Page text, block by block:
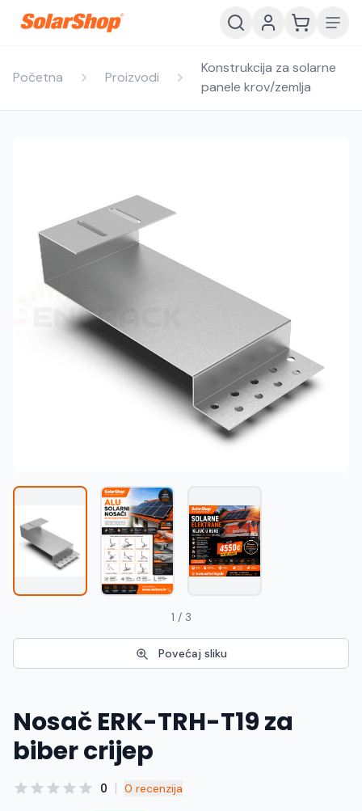
Hrvatski
Srpski Crnogorski
Početna Proizvodi
Konstrukcija za solarne
panele krov/zemlja
1 / 3
Povećaj sliku
Nosač ERK-TRH-T19 za
biber crijep
0 | 0 recenzija